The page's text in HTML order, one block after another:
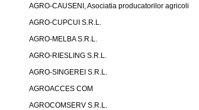
AGRO-CAUSENI, Asociatia producatorilor agricoli
AGRO-CUPCUI S.R.L.
AGRO-MELBA S.R.L.
AGRO-RIESLING S.R.L.
AGRO-SINGEREI S.R.L.
AGROACCES COM
AGROCOMSERV S.R.L.